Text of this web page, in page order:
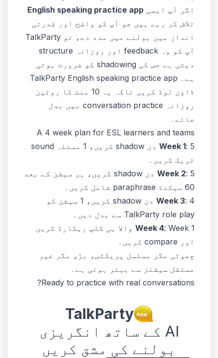
اگر آپ ایسی English speaking practice app
تلاش کر رہے ہیں جو آپ کو واضح اور قدرتی
انداز میں بولنے میں مدد دے، تو TalkParty
آپ کو وہ feedback اور روزانہ structure
دیتی ہے جس کی shadowing کو ضرورت ہوتی
ہے۔ TalkParty English speaking practice app
ڈاؤن لوڈ کریں تاکہ یہ 10 منٹ کا روٹین
روزانہ conversation practice میں بدل
جائے۔
A 4 week plan for ESL learners and teams
Week 1
: 5 دن shadow کریں، 1 مسئلہ sound
ٹریک کریں۔
Week 2
: 5 دن shadow کریں، ہر سیشن کے بعد
60 سیکنڈ paraphrase شامل کریں۔
Week 3
: 4 دن shadow کریں، 1 سیشن کو
TalkParty role play سے بدل دیں۔
Week 4 : Week 1 والا ہی کلپ ریکارڈ کریں
اور compare کریں۔
چھوٹی مگر مسلسل پریکٹس، بڑی مگر غیر
مستقل سیشنز سے بہتر ہوتی ہے۔
Ready to practice with real conversations?
TalkParty
AI کے ساتھ انگریزی
بولنے کی مشق کریں